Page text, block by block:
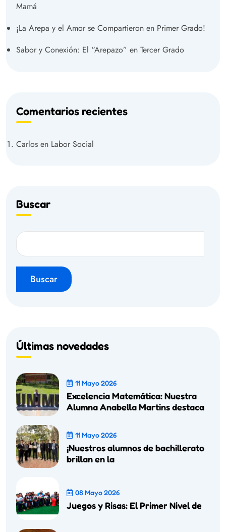
Mamá
¡La Arepa y el Amor se Compartieron en Primer Grado!
Sabor y Conexión: El “Arepazo” en Tercer Grado
Comentarios recientes
Carlos en Labor Social
Buscar
Buscar
Últimas novedades
11 Mayo 2026
Excelencia Matemática: Nuestra
Alumna Anabella Martins destaca
11 Mayo 2026
¡Nuestros alumnos de bachillerato
brillan en la
08 Mayo 2026
Juegos y Risas: El Primer Nivel de